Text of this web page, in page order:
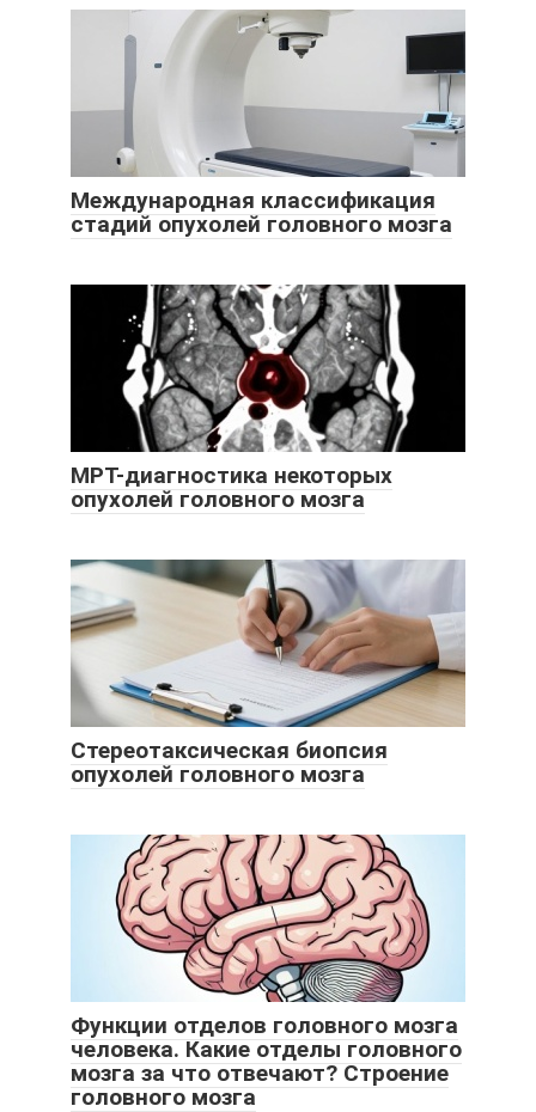
Международная классификация
стадий опухолей головного мозга
МРТ-диагностика некоторых
опухолей головного мозга
Стереотаксическая биопсия
опухолей головного мозга
Функции отделов головного мозга
человека. Какие отделы головного
мозга за что отвечают? Строение
головного мозга